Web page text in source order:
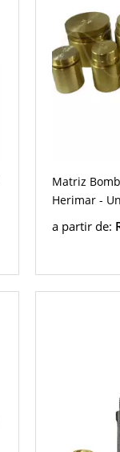
Matriz
Herimar -
a partir de: